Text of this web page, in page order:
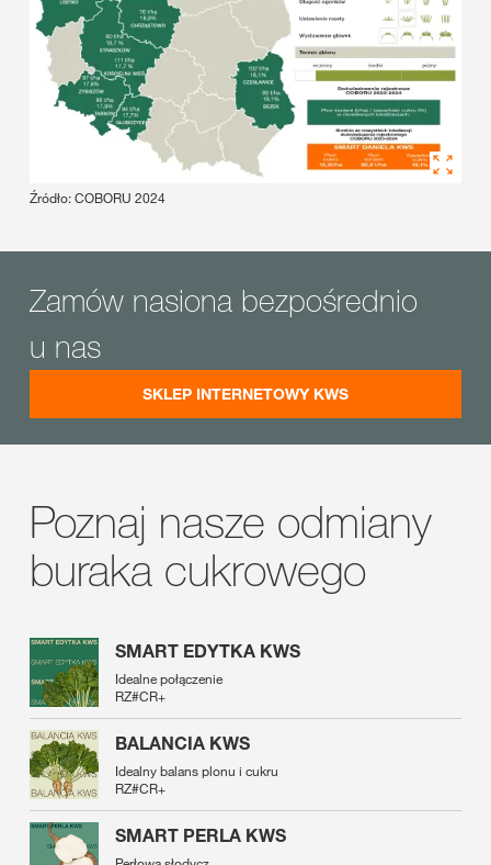
Źródło: COBORU 2024
Zamów nasiona bezpośrednio
u nas
SKLEP INTERNETOWY KWS
Poznaj nasze odmiany
buraka cukrowego
SMART EDYTKA KWS
Idealne połączenie
RZ#CR+
BALANCIA KWS
Idealny balans plonu i cukru
RZ#CR+
SMART PERLA KWS